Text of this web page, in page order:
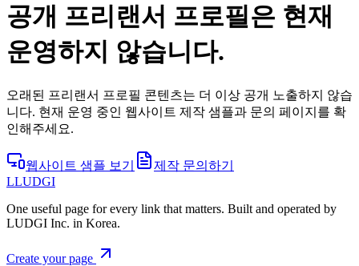
공개 프리랜서 프로필은 현재
운영하지 않습니다.
오래된 프리랜서 프로필 콘텐츠는 더 이상 공개 노출하지 않습
니다. 현재 운영 중인 웹사이트 제작 샘플과 문의 페이지를 확
인해주세요.
웹사이트 샘플 보기
제작 문의하기
LLUDGI
One useful page for every link that matters. Built and operated by
LUDGI Inc. in Korea.
Create your page